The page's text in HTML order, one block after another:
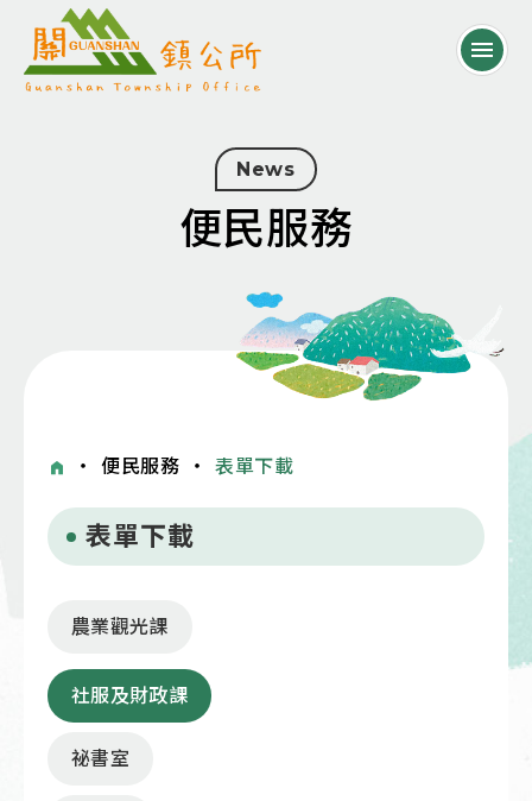
News
便民服務
・ 便民服務 ・ 表單下載
表單下載
農業觀光課
社服及財政課
祕書室